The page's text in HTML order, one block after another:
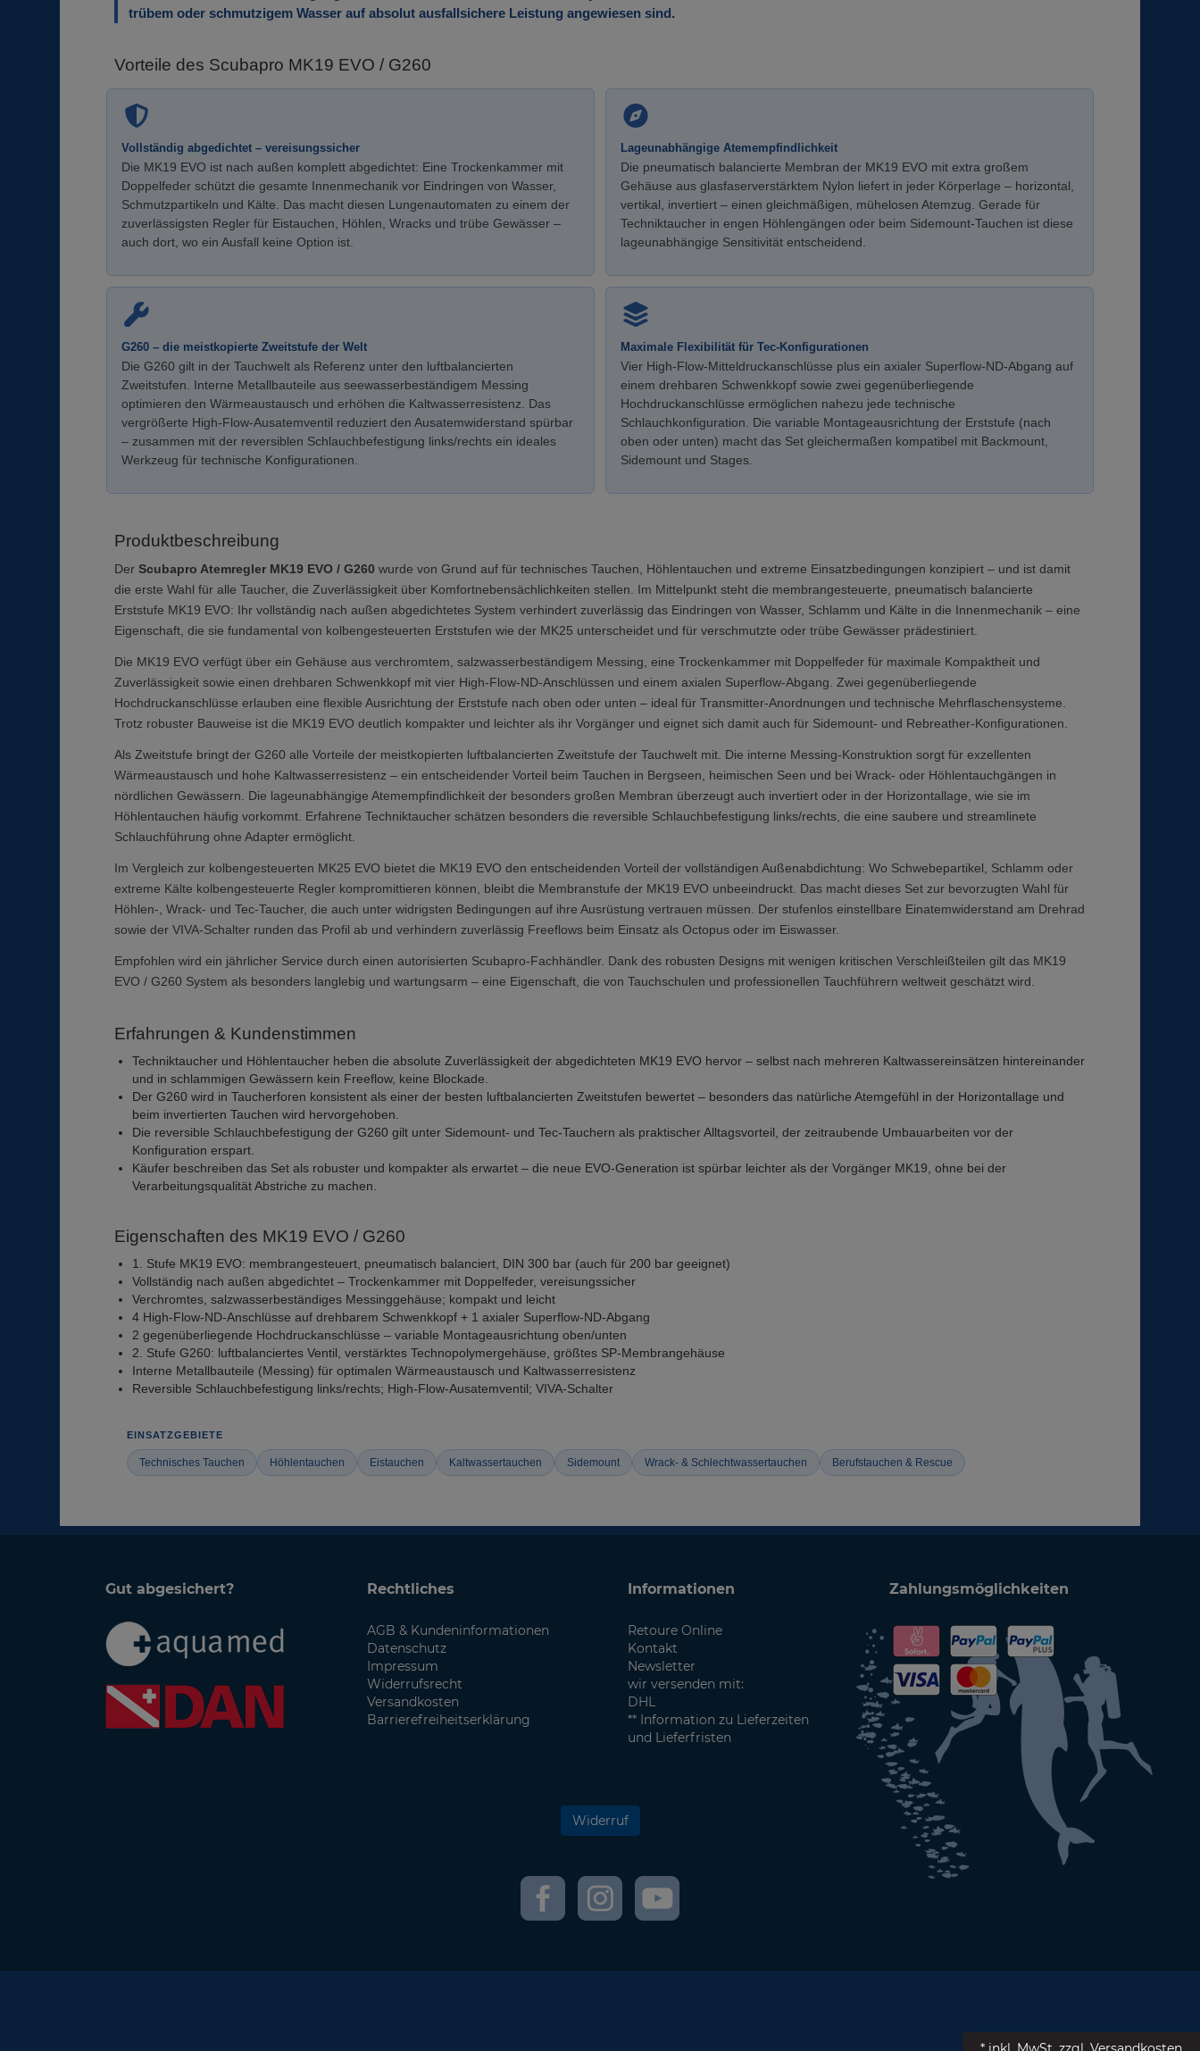
trübem oder schmutzigem Wasser auf absolut ausfallsichere Leistung angewiesen sind.
Vorteile des Scubapro MK19 EVO / G260
Vollständig abgedichtet – vereisungssicher
Die MK19 EVO ist nach außen komplett abgedichtet: Eine Trockenkammer mit
Doppelfeder schützt die gesamte Innenmechanik vor Eindringen von Wasser,
Schmutzpartikeln und Kälte. Das macht diesen Lungenautomaten zu einem der
zuverlässigsten Regler für Eistauchen, Höhlen, Wracks und trübe Gewässer –
auch dort, wo ein Ausfall keine Option ist.
Lageunabhängige Atemempfindlichkeit
Die pneumatisch balancierte Membran der MK19 EVO mit extra großem
Gehäuse aus glasfaserverstärktem Nylon liefert in jeder Körperlage – horizontal,
vertikal, invertiert – einen gleichmäßigen, mühelosen Atemzug. Gerade für
Techniktaucher in engen Höhlengängen oder beim Sidemount-Tauchen ist diese
lageunabhängige Sensitivität entscheidend.
G260 – die meistkopierte Zweitstufe der Welt
Die G260 gilt in der Tauchwelt als Referenz unter den luftbalancierten
Zweitstufen. Interne Metallbauteile aus seewasserbeständigem Messing
optimieren den Wärmeaustausch und erhöhen die Kaltwasserresistenz. Das
vergrößerte High-Flow-Ausatemventil reduziert den Ausatemwiderstand spürbar
– zusammen mit der reversiblen Schlauchbefestigung links/rechts ein ideales
Werkzeug für technische Konfigurationen.
Maximale Flexibilität für Tec-Konfigurationen
Vier High-Flow-Mitteldruckanschlüsse plus ein axialer Superflow-ND-Abgang auf
einem drehbaren Schwenkkopf sowie zwei gegenüberliegende
Hochdruckanschlüsse ermöglichen nahezu jede technische
Schlauchkonfiguration. Die variable Montageausrichtung der Erststufe (nach
oben oder unten) macht das Set gleichermaßen kompatibel mit Backmount,
Sidemount und Stages.
Produktbeschreibung
Der Scubapro Atemregler MK19 EVO / G260 wurde von Grund auf für technisches Tauchen, Höhlentauchen und extreme Einsatzbedingungen konzipiert – und ist damit
die erste Wahl für alle Taucher, die Zuverlässigkeit über Komfortnebensächlichkeiten stellen. Im Mittelpunkt steht die membrangesteuerte, pneumatisch balancierte
Erststufe MK19 EVO: Ihr vollständig nach außen abgedichtetes System verhindert zuverlässig das Eindringen von Wasser, Schlamm und Kälte in die Innenmechanik – eine
Eigenschaft, die sie fundamental von kolbengesteuerten Erststufen wie der MK25 unterscheidet und für verschmutzte oder trübe Gewässer prädestiniert.
Die MK19 EVO verfügt über ein Gehäuse aus verchromtem, salzwasserbeständigem Messing, eine Trockenkammer mit Doppelfeder für maximale Kompaktheit und
Zuverlässigkeit sowie einen drehbaren Schwenkkopf mit vier High-Flow-ND-Anschlüssen und einem axialen Superflow-Abgang. Zwei gegenüberliegende
Hochdruckanschlüsse erlauben eine flexible Ausrichtung der Erststufe nach oben oder unten – ideal für Transmitter-Anordnungen und technische Mehrflaschensysteme.
Trotz robuster Bauweise ist die MK19 EVO deutlich kompakter und leichter als ihr Vorgänger und eignet sich damit auch für Sidemount- und Rebreather-Konfigurationen.
Als Zweitstufe bringt der G260 alle Vorteile der meistkopierten luftbalancierten Zweitstufe der Tauchwelt mit. Die interne Messing-Konstruktion sorgt für exzellenten
Wärmeaustausch und hohe Kaltwasserresistenz – ein entscheidender Vorteil beim Tauchen in Bergseen, heimischen Seen und bei Wrack- oder Höhlentauchgängen in
nördlichen Gewässern. Die lageunabhängige Atemempfindlichkeit der besonders großen Membran überzeugt auch invertiert oder in der Horizontallage, wie sie im
Höhlentauchen häufig vorkommt. Erfahrene Techniktaucher schätzen besonders die reversible Schlauchbefestigung links/rechts, die eine saubere und streamlinete
Schlauchführung ohne Adapter ermöglicht.
Im Vergleich zur kolbengesteuerten MK25 EVO bietet die MK19 EVO den entscheidenden Vorteil der vollständigen Außenabdichtung: Wo Schwebepartikel, Schlamm oder
extreme Kälte kolbengesteuerte Regler kompromittieren können, bleibt die Membranstufe der MK19 EVO unbeeindruckt. Das macht dieses Set zur bevorzugten Wahl für
Höhlen-, Wrack- und Tec-Taucher, die auch unter widrigsten Bedingungen auf ihre Ausrüstung vertrauen müssen. Der stufenlos einstellbare Einatemwiderstand am Drehrad
sowie der VIVA-Schalter runden das Profil ab und verhindern zuverlässig Freeflows beim Einsatz als Octopus oder im Eiswasser.
Empfohlen wird ein jährlicher Service durch einen autorisierten Scubapro-Fachhändler. Dank des robusten Designs mit wenigen kritischen Verschleißteilen gilt das MK19
EVO / G260 System als besonders langlebig und wartungsarm – eine Eigenschaft, die von Tauchschulen und professionellen Tauchführern weltweit geschätzt wird.
Erfahrungen & Kundenstimmen
Techniktaucher und Höhlentaucher heben die absolute Zuverlässigkeit der abgedichteten MK19 EVO hervor – selbst nach mehreren Kaltwassereinsätzen hintereinander
und in schlammigen Gewässern kein Freeflow, keine Blockade.
Der G260 wird in Taucherforen konsistent als einer der besten luftbalancierten Zweitstufen bewertet – besonders das natürliche Atemgefühl in der Horizontallage und
beim invertierten Tauchen wird hervorgehoben.
Die reversible Schlauchbefestigung der G260 gilt unter Sidemount- und Tec-Tauchern als praktischer Alltagsvorteil, der zeitraubende Umbauarbeiten vor der
Konfiguration erspart.
Käufer beschreiben das Set als robuster und kompakter als erwartet – die neue EVO-Generation ist spürbar leichter als der Vorgänger MK19, ohne bei der
Verarbeitungsqualität Abstriche zu machen.
Eigenschaften des MK19 EVO / G260
1. Stufe MK19 EVO: membrangesteuert, pneumatisch balanciert, DIN 300 bar (auch für 200 bar geeignet)
Vollständig nach außen abgedichtet – Trockenkammer mit Doppelfeder, vereisungssicher
Verchromtes, salzwasserbeständiges Messinggehäuse; kompakt und leicht
4 High-Flow-ND-Anschlüsse auf drehbarem Schwenkkopf + 1 axialer Superflow-ND-Abgang
2 gegenüberliegende Hochdruckanschlüsse – variable Montageausrichtung oben/unten
2. Stufe G260: luftbalanciertes Ventil, verstärktes Technopolymergehäuse, größtes SP-Membrangehäuse
Interne Metallbauteile (Messing) für optimalen Wärmeaustausch und Kaltwasserresistenz
Reversible Schlauchbefestigung links/rechts; High-Flow-Ausatemventil; VIVA-Schalter
EINSATZGEBIETE
Technisches Tauchen Höhlentauchen Eistauchen Kaltwassertauchen Sidemount Wrack- & Schlechtwassertauchen Berufstauchen & Rescue
Gut abgesichert? Rechtliches
AGB & Kundeninformationen
Datenschutz
Impressum
Widerrufsrecht
Versandkosten
Barrierefreiheitserklärung
Informationen
Retoure Online
Kontakt
Newsletter
wir versenden mit:
DHL
** Information zu Lieferzeiten
und Lieferfristen
Zahlungsmöglichkeiten
Widerruf